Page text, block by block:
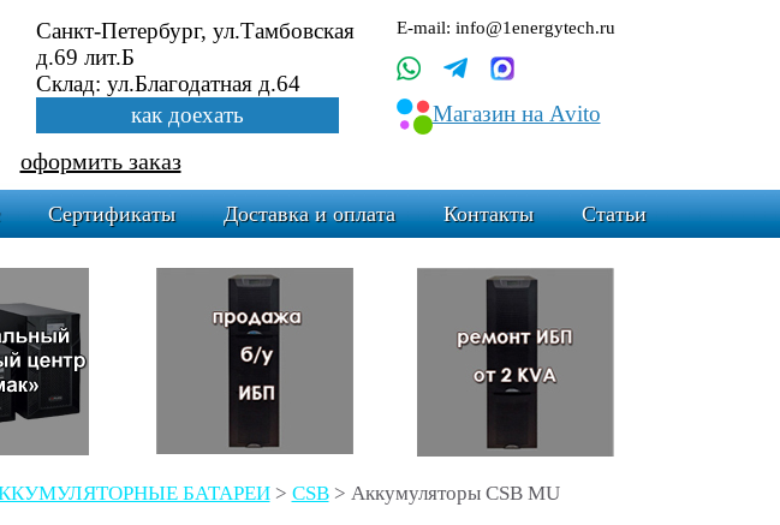
Санкт-Петербург, ул.Тамбовская
д.69 лит.Б
Склад: ул.Благодатная д.64
E-mail: info@1energytech.ru
Магазин на Avito
как доехать
оформить заказ
Сертификаты Доставка и оплата Контакты Статьи
БАТАРЕИ> CSB> Аккумуляторы CSB MU